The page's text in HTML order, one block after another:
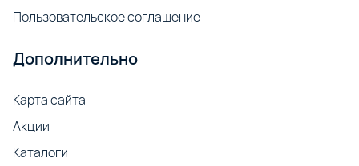
Пользовательское соглашение
Дополнительно
Карта сайта
Акции
Каталоги